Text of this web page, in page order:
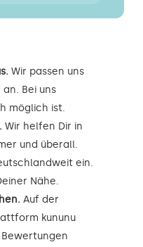
Wir passen uns
Bei uns
möglich ist.
Wir helfen Dir in
und überall.
ein.
Nähe.
Auf der
kununu